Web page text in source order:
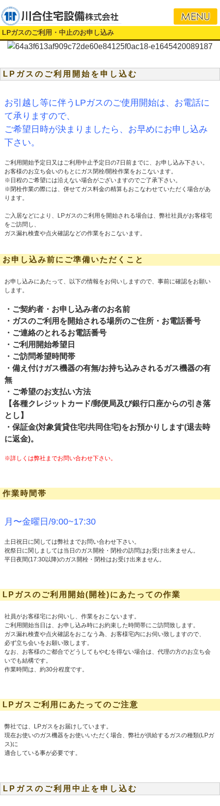
LPガスのご利用・中止のお申し込み
LPガスのご利用開始を申し込む
お引越し等に伴うLPガスのご使用開始は、お電話に
て承りますので、
ご希望日時が決まりましたら、お早めにお申し込み
下さい。
ご利用開始予定日又はご利用中止予定日の7日前までに、お申し込み下さい。
お客様のお立ち会いのもとにガス閉栓/開栓作業をおこないます。
※日程のご希望には沿えない場合がございますのでご了承下さい。
※閉栓作業の際には、併せてガス料金の精算もおこなわせていただく場合があ
ります。
ご入居などにより、LPガスのご利用を開始される場合は、弊社社員がお客様宅
をご訪問し、
ガス漏れ検査や点火確認などの作業をおこないます。
お申し込み前にご準備いただくこと
お申し込みにあたって、以下の情報をお伺いしますので、事前に確認をお願い
します。
・ご契約者・お申し込み者のお名前
・ガスのご利用を開始される場所のご住所・お電話番号
・ご連絡のとれるお電話番号
・ご利用開始希望日
・ご訪問希望時間帯
・備え付けガス機器の有無/お持ち込みされるガス機器の有
無
・ご希望のお支払い方法
【各種クレジットカード/郵便局及び銀行口座からの引き落
とし】
・保証金(対象賃貸住宅/共同住宅)をお預かりします(退去時
に返金)。
※詳しくは弊社までお問い合わせ下さい。
作業時間帯
月〜金曜日/9:00~17:30
土日祝日に関しては弊社までお問い合わせ下さい。
祝祭日に関しましては当日のガス開栓・閉栓の訪問はお受け出来ません。
平日夜間(17:30以降)のガス開栓・閉栓はお受け出来ません。
LPガスのご利用開始(開栓)にあたっての作業
社員がお客様宅にお伺いし、作業をおこないます。
ご利用開始当日は、お申し込み時にお約束した時間帯にご訪問致します。
ガス漏れ検査や点火確認をおこなう為、お客様宅内にお伺い致しますので、
必ず立ち会いをお願い致します。
なお、お客様のご都合でどうしてもやむを得ない場合は、代理の方のお立ち会
いでも結構です。
作業時間は、約30分程度です。
LPガスご利用にあたってのご注意
弊社では、LPガスをお届けしています。
現在お使いのガス機器をお使いいただく場合、弊社が供給するガスの種類(LPガ
ス)に
適合している事が必要です。
LPガスのご利用中止を申し込む